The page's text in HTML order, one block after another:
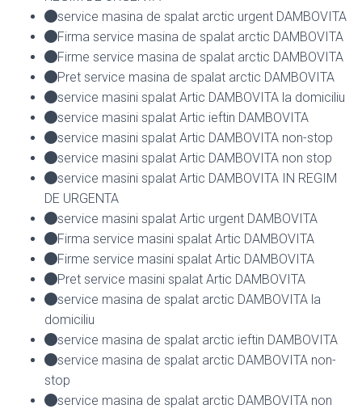
service masina de spalat arctic urgent DAMBOVITA
Firma service masina de spalat arctic DAMBOVITA
Firme service masina de spalat arctic DAMBOVITA
Pret service masina de spalat arctic DAMBOVITA
service masini spalat Artic DAMBOVITA la domiciliu
service masini spalat Artic ieftin DAMBOVITA
service masini spalat Artic DAMBOVITA non-stop
service masini spalat Artic DAMBOVITA non stop
service masini spalat Artic DAMBOVITA IN REGIM
DE URGENTA
service masini spalat Artic urgent DAMBOVITA
Firma service masini spalat Artic DAMBOVITA
Firme service masini spalat Artic DAMBOVITA
Pret service masini spalat Artic DAMBOVITA
service masina de spalat arctic DAMBOVITA la
domiciliu
service masina de spalat arctic ieftin DAMBOVITA
service masina de spalat arctic DAMBOVITA non-
stop
service masina de spalat arctic DAMBOVITA non